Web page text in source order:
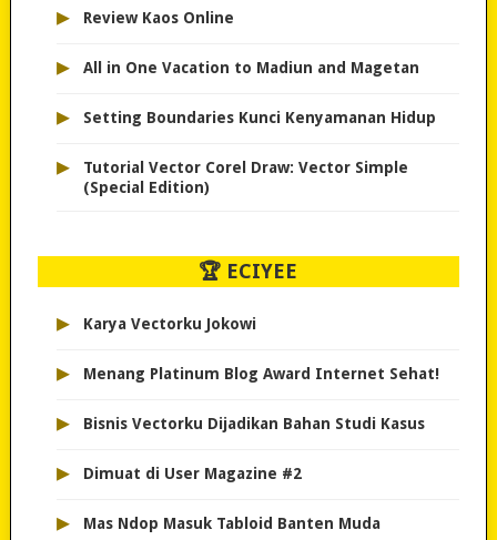
▸ Review Kaos Online
▸ All in One Vacation to Madiun and Magetan
▸ Setting Boundaries Kunci Kenyamanan Hidup
▸
Tutorial Vector Corel Draw: Vector Simple
(Special Edition)
🏆 ECIYEE
▸ Karya Vectorku Jokowi
▸ Menang Platinum Blog Award Internet Sehat!
▸ Bisnis Vectorku Dijadikan Bahan Studi Kasus
▸ Dimuat di User Magazine #2
▸ Mas Ndop Masuk Tabloid Banten Muda